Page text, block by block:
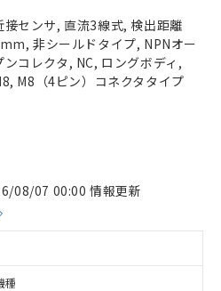
接センサ, 直流3線式, 検出距離
非シールドタイプ, NPNオー
ンコレクタ, NC, ロングボディ,
M8（4ピン）コネクタタイプ
08/07 00:00 情報更新
種